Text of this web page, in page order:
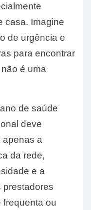
casa. Imagine
de urgência e
para encontrar
é uma
de saúde
deve
apenas a
da rede,
e a
prestadores
frequenta ou